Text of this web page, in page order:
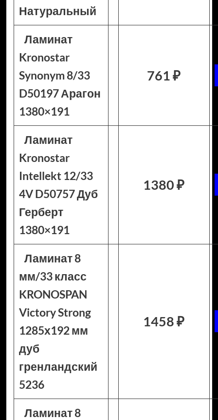
Натуральный
Ламинат
Kronostar
Synonym 8/33
D50197 Арагон
1380×191
761 ₽
Ламинат
Kronostar
Intellekt 12/33
4V D50757 Дуб
Герберт
1380×191
1380 ₽
Ламинат 8
мм/33 класс
KRONOSPAN
Victory Strong
1285х192 мм
дуб
гренландский
5236
1458 ₽
Ламинат 8